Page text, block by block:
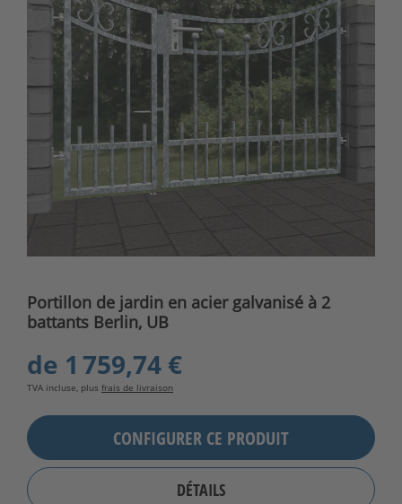
Portillon de jardin en acier galvanisé à 2
battants Berlin, UB
de 1 759,74 €
TVA incluse, plus frais de livraison
CONFIGURER CE PRODUIT
DÉTAILS